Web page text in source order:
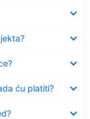
ću platiti?